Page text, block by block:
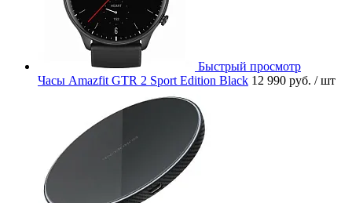
Быстрый просмотр
Часы Amazfit GTR 2 Sport Edition Black 12 990 руб. / шт